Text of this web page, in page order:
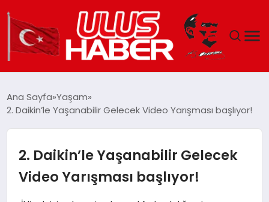
EKONOMI
SIYASET
Ana Sayfa Yaşam
2. Daikin’le Yaşanabilir Gelecek Video Yarışması başlıyor!
2. Daikin’le Yaşanabilir Gelecek
Video Yarışması başlıyor!